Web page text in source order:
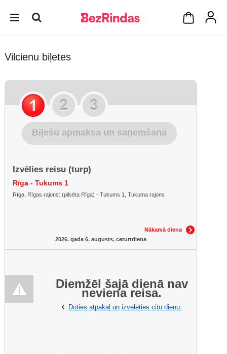
Vilcienu biļetes
Biļešu apmaksa un saņemšana
Izvēlies reisu (turp)
Rīga - Tukums 1
Rīga, Rīgas rajons: (pilsēta Rīga) - Tukums 1, Tukuma rajons
Nākamā diena
2026. gada 6. augusts, ceturtdiena
Diemžēl šajā dienā nav
neviena reisa.
Doties atpakaļ un izvēlēties citu dienu.